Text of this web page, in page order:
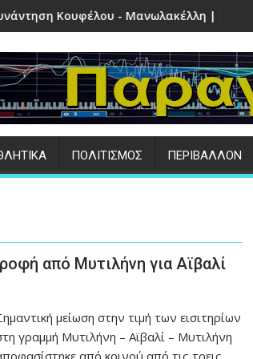
| Στο επίκεντρο το παλιό
Επιτυχημένες
ΠΟΛΙΤΙΣΜΟΣ ΠΕΡΙΒΑΛΛΟΝ
από Μυτιλήνη για Αϊβαλί
μείωση στην τιμή των εισιτηρίων
γραμμή Μυτιλήνη – Αϊβαλί – Μυτιλήνη
από κοινού από τις τρεις